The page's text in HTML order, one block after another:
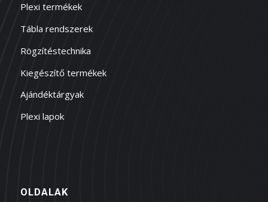
Plexi termékek
Tábla rendszerek
Rögzítéstechnika
Kiegészítő termékek
Ajándéktárgyak
Plexi lapok
OLDALAK